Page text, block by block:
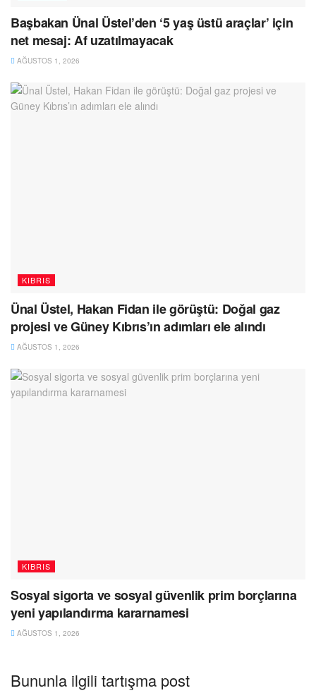
Başbakan Ünal Üstel’den ‘5 yaş üstü araçlar’ için
net mesaj: Af uzatılmayacak
AĞUSTOS 1, 2026
KIBRIS
Ünal Üstel, Hakan Fidan ile görüştü: Doğal gaz
projesi ve Güney Kıbrıs’ın adımları ele alındı
AĞUSTOS 1, 2026
KIBRIS
Sosyal sigorta ve sosyal güvenlik prim borçlarına
yeni yapılandırma kararnamesi
AĞUSTOS 1, 2026
Bununla ilgili tartışma post